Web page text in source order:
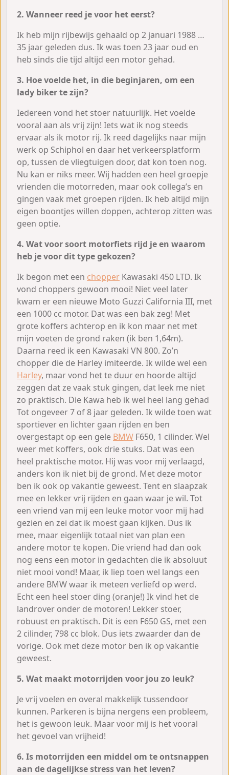
2. Wanneer reed je voor het eerst?
Ik heb mijn rijbewijs gehaald op 2 januari 1988 …
35 jaar geleden dus. Ik was toen 23 jaar oud en
heb sinds die tijd altijd een motor gehad.
3. Hoe voelde het, in die beginjaren, om een
lady biker te zijn?
Iedereen vond het stoer natuurlijk. Het voelde
vooral aan als vrij zijn! Iets wat ik nog steeds
ervaar als ik motor rij. Ik reed dagelijks naar mijn
werk op Schiphol en daar het verkeersplatform
op, tussen de vliegtuigen door, dat kon toen nog.
Nu kan er niks meer. Wij hadden een heel groepje
vrienden die motorreden, maar ook collega’s en
gingen vaak met groepen rijden. Ik heb altijd mijn
eigen boontjes willen doppen, achterop zitten was
geen optie.
4. Wat voor soort motorfiets rijd je en waarom
heb je voor dit type gekozen?
Ik begon met een chopper Kawasaki 450 LTD. Ik
vond choppers gewoon mooi! Niet veel later
kwam er een nieuwe Moto Guzzi California III, met
een 1000 cc motor. Dat was een bak zeg! Met
grote koffers achterop en ik kon maar net met
mijn voeten de grond raken (ik ben 1,64m).
Daarna reed ik een Kawasaki VN 800. Zo’n
chopper die de Harley imiteerde. Ik wilde wel een
Harley, maar vond het te duur en hoorde altijd
zeggen dat ze vaak stuk gingen, dat leek me niet
zo praktisch. Die Kawa heb ik wel heel lang gehad
Tot ongeveer 7 of 8 jaar geleden. Ik wilde toen wat
sportiever en lichter gaan rijden en ben
overgestapt op een gele BMW F650, 1 cilinder. Wel
weer met koffers, ook drie stuks. Dat was een
heel praktische motor. Hij was voor mij verlaagd,
anders kon ik niet bij de grond. Met deze motor
ben ik ook op vakantie geweest. Tent en slaapzak
mee en lekker vrij rijden en gaan waar je wil. Tot
een vriend van mij een leuke motor voor mij had
gezien en zei dat ik moest gaan kijken. Dus ik
mee, maar eigenlijk totaal niet van plan een
andere motor te kopen. Die vriend had dan ook
nog eens een motor in gedachten die ik absoluut
niet mooi vond! Maar, ik liep toen wel langs een
andere BMW waar ik meteen verliefd op werd.
Echt een heel stoer ding (oranje!) Ik vind het de
landrover onder de motoren! Lekker stoer,
robuust en praktisch. Dit is een F650 GS, met een
2 cilinder, 798 cc blok. Dus iets zwaarder dan de
vorige. Ook met deze motor ben ik op vakantie
geweest.
5. Wat maakt motorrijden voor jou zo leuk?
Je vrij voelen en overal makkelijk tussendoor
kunnen. Parkeren is bijna nergens een probleem,
het is gewoon leuk. Maar voor mij is het vooral
het gevoel van vrijheid!
6. Is motorrijden een middel om te ontsnappen
aan de dagelijkse stress van het leven?